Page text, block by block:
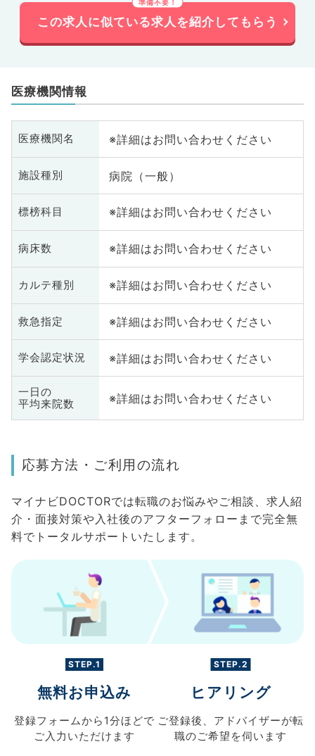
この求人に似ている求人を紹介してもらう
医療機関情報
医療機関名 ※詳細はお問い合わせください
施設種別 病院（一般）
標榜科目 ※詳細はお問い合わせください
病床数 ※詳細はお問い合わせください
カルテ種別 ※詳細はお問い合わせください
救急指定 ※詳細はお問い合わせください
学会認定状況 ※詳細はお問い合わせください
一日の
平均来院数
※詳細はお問い合わせください
応募方法・ご利用の流れ
マイナビDOCTORでは転職のお悩みやご相談、求人紹
介・面接対策や入社後のアフターフォローまで完全無
料でトータルサポートいたします。
STEP.1
無料お申込み
登録フォームから 1分ほどで
ご入力 いただけます
STEP.2
ヒアリング
ご登録後、 アドバイザーが転
職のご希望を伺います